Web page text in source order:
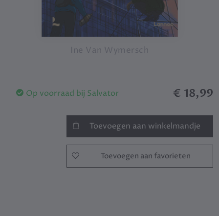
Ine Van Wymersch
€ 18,99
Op voorraad bij Salvator
Toevoegen aan winkelmandje
Toevoegen aan favorieten